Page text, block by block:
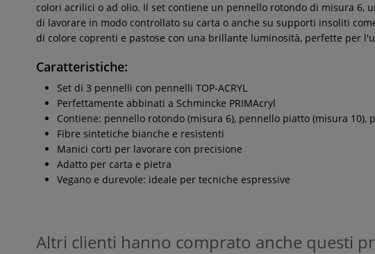
colori acrilici o ad olio. Il set contiene un pennello rotondo di misura 6,
di lavorare in modo controllato su carta o anche su supporti insoliti
di colore coprenti e pastose con una brillante luminosità, perfette per
Caratteristiche:
Set di 3 pennelli con pennelli TOP-ACRYL
Perfettamente abbinati a Schmincke PRIMAcryl
Contiene: pennello rotondo (misura 6), pennello piatto (misura 10),
Fibre sintetiche bianche e resistenti
Manici corti per lavorare con precisione
Adatto per carta e pietra
Vegano e durevole: ideale per tecniche espressive
Altri clienti hanno comprato anche questi